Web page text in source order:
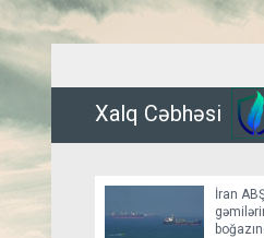
Xalq Cəbhəsi
İran